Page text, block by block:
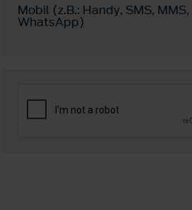
Mobil (z.B.: Handy, SMS, MMS,
WhatsApp)